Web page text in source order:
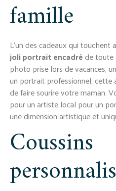
famille
L’un des cadeaux qui
joli portrait encadré de toute
photo prise lors de vacances,
un portrait professionnel, cette
de faire sourire votre maman.
pour un artiste local pour un
une dimension artistique et
Coussins